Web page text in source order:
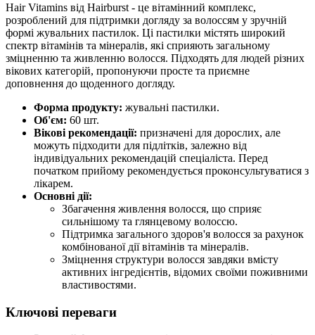
Hair Vitamins від Hairburst - це вітамінний комплекс,
розроблений для підтримки догляду за волоссям у зручній
формі жувальних пастилок. Ці пастилки містять широкий
спектр вітамінів та мінералів, які сприяють загальному
зміцненню та живленню волосся. Підходять для людей різних
вікових категорій, пропонуючи просте та приємне
доповнення до щоденного догляду.
Форма продукту: жувальні пастилки.
Об'єм: 60 шт.
Вікові рекомендації: призначені для дорослих, але
можуть підходити для підлітків, залежно від
індивідуальних рекомендацій спеціаліста. Перед
початком прийому рекомендується проконсультуватися з
лікарем.
Основні дії:
Збагачення живлення волосся, що сприяє
сильнішому та глянцевому волоссю.
Підтримка загального здоров'я волосся за рахунок
комбінованої дії вітамінів та мінералів.
Зміцнення структури волосся завдяки вмісту
активних інгредієнтів, відомих своїми поживними
властивостями.
Ключові переваги